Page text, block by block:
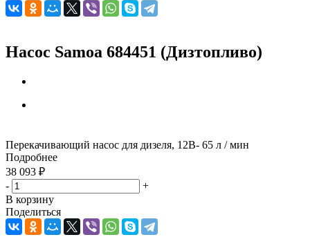
Насос Samoa 684451 (Дизтопливо)
Перекачивающий насос для дизеля, 12В- 65 л / мин
Подробнее
38 093 ₽
-
+
В корзину
Поделиться